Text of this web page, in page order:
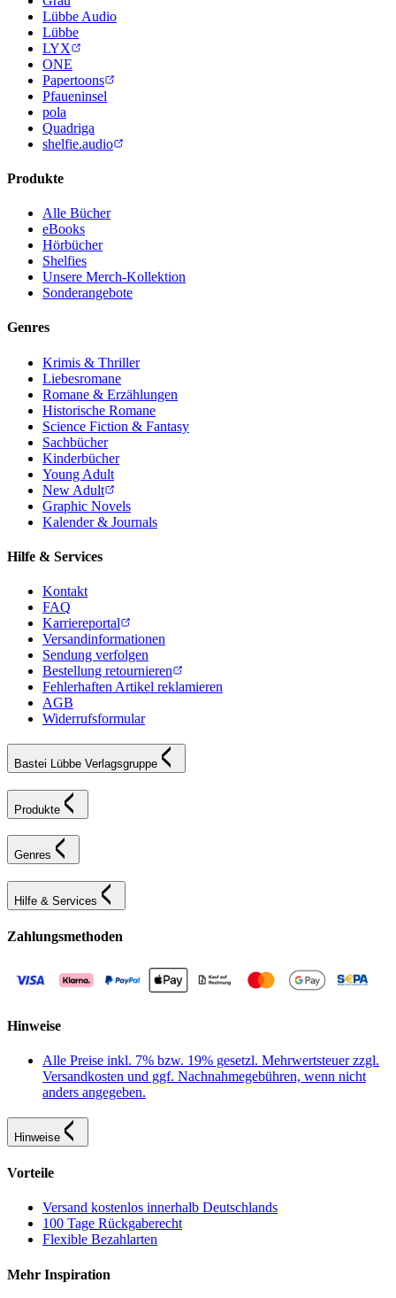
Lübbe Audio
Lübbe
LYX
ONE
Papertoons
Pfaueninsel
pola
Quadriga
shelfie.audio
Produkte
Alle Bücher
eBooks
Hörbücher
Shelfies
Unsere Merch-Kollektion
Sonderangebote
Genres
Krimis & Thriller
Liebesromane
Romane & Erzählungen
Historische Romane
Science Fiction & Fantasy
Sachbücher
Kinderbücher
Young Adult
New Adult
Graphic Novels
Kalender & Journals
Hilfe & Services
Kontakt
FAQ
Karriereportal
Versandinformationen
Sendung verfolgen
Bestellung retournieren
Fehlerhaften Artikel reklamieren
AGB
Widerrufsformular
Bastei Lübbe Verlagsgruppe
Produkte
Genres
Hilfe & Services
Zahlungsmethoden
Hinweise
Alle Preise inkl. 7% bzw. 19% gesetzl. Mehrwertsteuer zzgl.
Versandkosten und ggf. Nachnahmegebühren, wenn nicht
anders angegeben.
Hinweise
Vorteile
Versand kostenlos innerhalb Deutschlands
100 Tage Rückgaberecht
Flexible Bezahlarten
Mehr Inspiration